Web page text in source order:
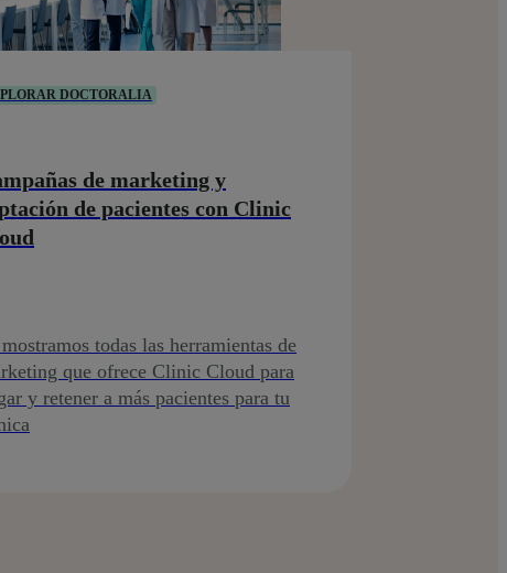
DOCTORALIA
de marketing y
de pacientes con Clinic
todas las herramientas de
que ofrece Clinic Cloud para
y retener a más pacientes para tu